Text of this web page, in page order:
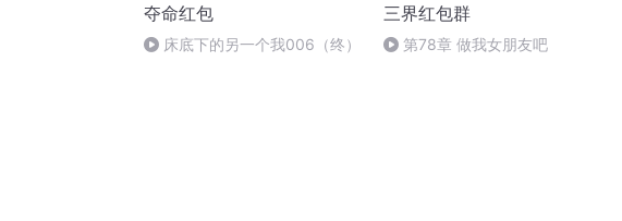
夺命红包
床底下的另一个我006（终）
三界红包群
第78章 做我女朋友吧